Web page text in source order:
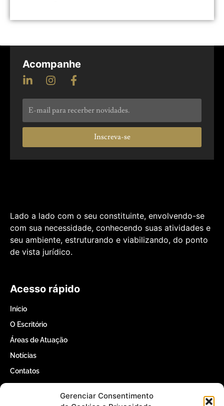
Gerenciar Consentimento
Acompanhe
Inscreva-se
Lado a lado com o seu constituinte, envolvendo-se
com sua necessidade, conhecendo suas atividades e
seu ambiente, estruturando e viabilizando, do ponto
de vista jurídico.
Acesso rápido
Início
O Escritório
Áreas de Atuação
Notícias
Contatos